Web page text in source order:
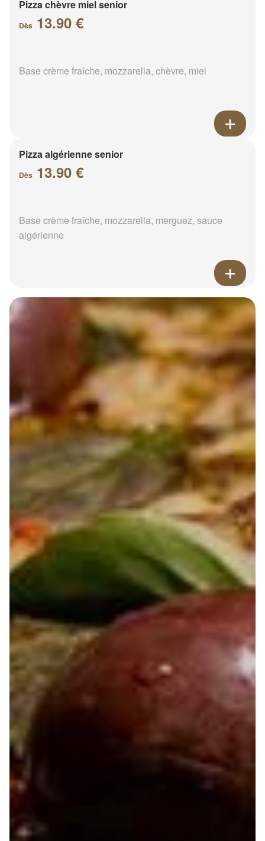
Pizza chèvre miel senior
Dès 13.90 €
Base crème fraîche, mozzarella, chèvre, miel
Pizza algérienne senior
Dès 13.90 €
Base crème fraîche, mozzarella, merguez, sauce
algérienne